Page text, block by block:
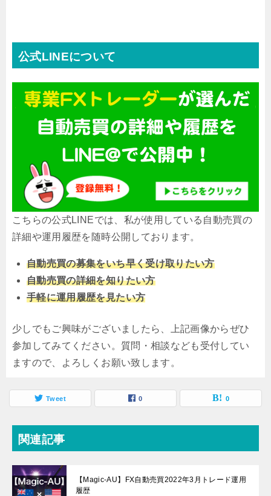
公式LINEについて
こちらの公式LINEでは、私が使用している自動売買の
詳細や運用履歴を随時公開しております。
自動売買の募集をいち早く受け取りたい方
自動売買の詳細を知りたい方
手軽に運用履歴を見たい方
少しでもご興味がございましたら、上記画像からぜひ
参加してみてください。質問・相談なども受付してい
ますので、よろしくお願い致します。
Tweet 0 0
関連記事
【Magic-AU】FX自動売買2022年3月トレード運用
履歴